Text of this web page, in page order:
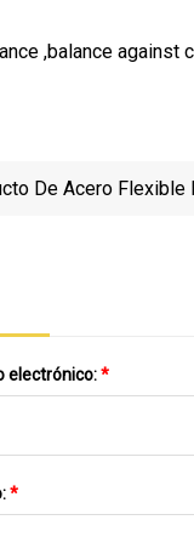
,balance
De Acero Flexible
electrónico:*
*